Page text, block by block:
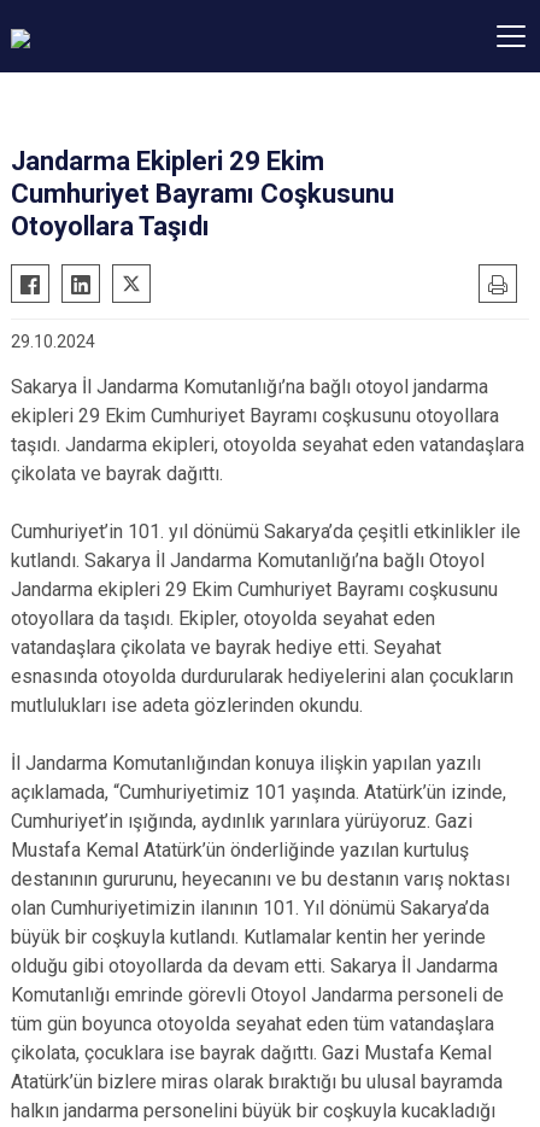
Jandarma Ekipleri 29 Ekim
Cumhuriyet Bayramı Coşkusunu
Otoyollara Taşıdı
29.10.2024
Sakarya İl Jandarma Komutanlığı’na bağlı otoyol jandarma
ekipleri 29 Ekim Cumhuriyet Bayramı coşkusunu otoyollara
taşıdı. Jandarma ekipleri, otoyolda seyahat eden vatandaşlara
çikolata ve bayrak dağıttı.
Cumhuriyet’in 101. yıl dönümü Sakarya’da çeşitli etkinlikler ile
kutlandı. Sakarya İl Jandarma Komutanlığı’na bağlı Otoyol
Jandarma ekipleri 29 Ekim Cumhuriyet Bayramı coşkusunu
otoyollara da taşıdı. Ekipler, otoyolda seyahat eden
vatandaşlara çikolata ve bayrak hediye etti. Seyahat
esnasında otoyolda durdurularak hediyelerini alan çocukların
mutlulukları ise adeta gözlerinden okundu.
İl Jandarma Komutanlığından konuya ilişkin yapılan yazılı
açıklamada, “Cumhuriyetimiz 101 yaşında. Atatürk’ün izinde,
Cumhuriyet’in ışığında, aydınlık yarınlara yürüyoruz. Gazi
Mustafa Kemal Atatürk’ün önderliğinde yazılan kurtuluş
destanının gururunu, heyecanını ve bu destanın varış noktası
olan Cumhuriyetimizin ilanının 101. Yıl dönümü Sakarya’da
büyük bir coşkuyla kutlandı. Kutlamalar kentin her yerinde
olduğu gibi otoyollarda da devam etti. Sakarya İl Jandarma
Komutanlığı emrinde görevli Otoyol Jandarma personeli de
tüm gün boyunca otoyolda seyahat eden tüm vatandaşlara
çikolata, çocuklara ise bayrak dağıttı. Gazi Mustafa Kemal
Atatürk’ün bizlere miras olarak bıraktığı bu ulusal bayramda
halkın jandarma personelini büyük bir coşkuyla kucakladığı